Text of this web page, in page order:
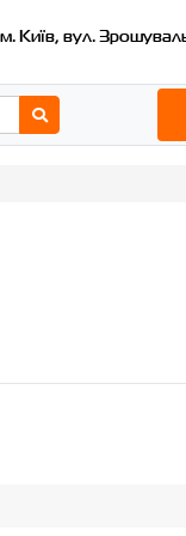
м. Київ, вул.